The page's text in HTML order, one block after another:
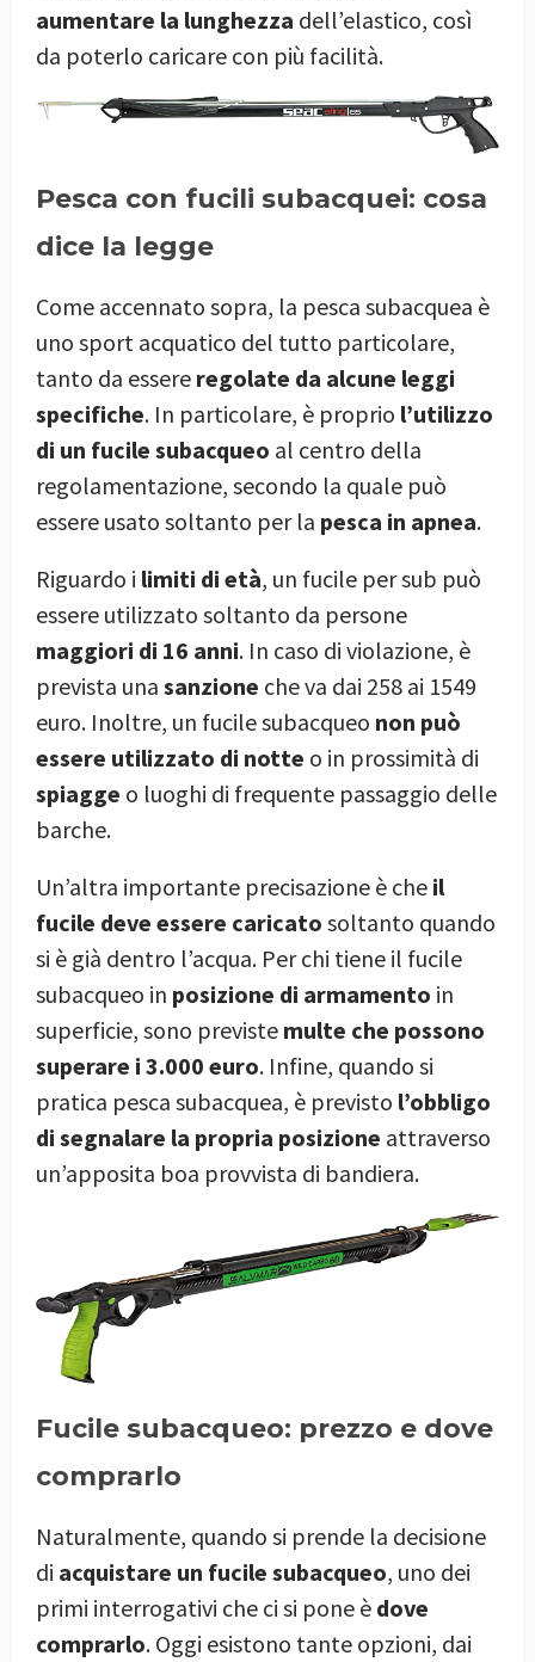
aumentare la lunghezza dell’elastico, così
da poterlo caricare con più facilità.
Pesca con fucili subacquei: cosa
dice la legge
Come accennato sopra, la pesca subacquea è
uno sport acquatico del tutto particolare,
tanto da essere regolate da alcune leggi
specifiche. In particolare, è proprio l’utilizzo
di un fucile subacqueo al centro della
regolamentazione, secondo la quale può
essere usato soltanto per la pesca in apnea.
Riguardo i limiti di età, un fucile per sub può
essere utilizzato soltanto da persone
maggiori di 16 anni. In caso di violazione, è
prevista una sanzione che va dai 258 ai 1549
euro. Inoltre, un fucile subacqueo non può
essere utilizzato di notte o in prossimità di
spiagge o luoghi di frequente passaggio delle
barche.
Un’altra importante precisazione è che il
fucile deve essere caricato soltanto quando
si è già dentro l’acqua. Per chi tiene il fucile
subacqueo in posizione di armamento in
superficie, sono previste multe che possono
superare i 3.000 euro. Infine, quando si
pratica pesca subacquea, è previsto l’obbligo
di segnalare la propria posizione attraverso
un’apposita boa provvista di bandiera.
Fucile subacqueo: prezzo e dove
comprarlo
Naturalmente, quando si prende la decisione
di acquistare un fucile subacqueo, uno dei
primi interrogativi che ci si pone è dove
comprarlo. Oggi esistono tante opzioni, dai